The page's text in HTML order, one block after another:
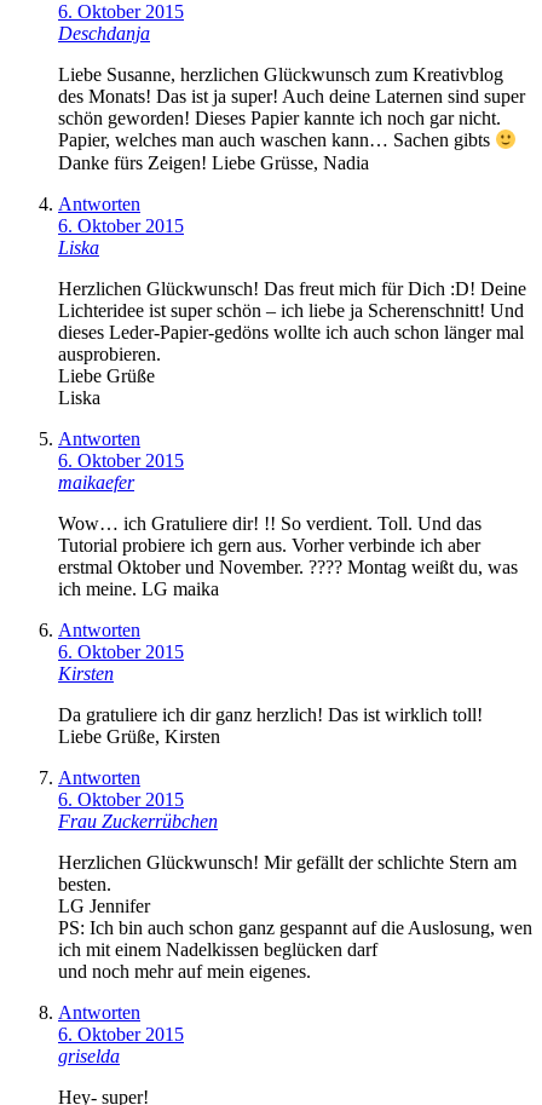
6. Oktober 2015
Deschdanja
Liebe Susanne, herzlichen Glückwunsch zum Kreativblog
des Monats! Das ist ja super! Auch deine Laternen sind super
schön geworden! Dieses Papier kannte ich noch gar nicht.
Papier, welches man auch waschen kann… Sachen gibts
Danke fürs Zeigen! Liebe Grüsse, Nadia
Antworten
6. Oktober 2015
Liska
Herzlichen Glückwunsch! Das freut mich für Dich :D! Deine
Lichteridee ist super schön – ich liebe ja Scherenschnitt! Und
dieses Leder-Papier-gedöns wollte ich auch schon länger mal
ausprobieren.
Liebe Grüße
Liska
Antworten
6. Oktober 2015
maikaefer
Wow… ich Gratuliere dir! !! So verdient. Toll. Und das
Tutorial probiere ich gern aus. Vorher verbinde ich aber
erstmal Oktober und November. ???? Montag weißt du, was
ich meine. LG maika
Antworten
6. Oktober 2015
Kirsten
Da gratuliere ich dir ganz herzlich! Das ist wirklich toll!
Liebe Grüße, Kirsten
Antworten
6. Oktober 2015
Frau Zuckerrübchen
Herzlichen Glückwunsch! Mir gefällt der schlichte Stern am
besten.
LG Jennifer
PS: Ich bin auch schon ganz gespannt auf die Auslosung, wen
ich mit einem Nadelkissen beglücken darf
und noch mehr auf mein eigenes.
Antworten
6. Oktober 2015
griselda
Hey- super!